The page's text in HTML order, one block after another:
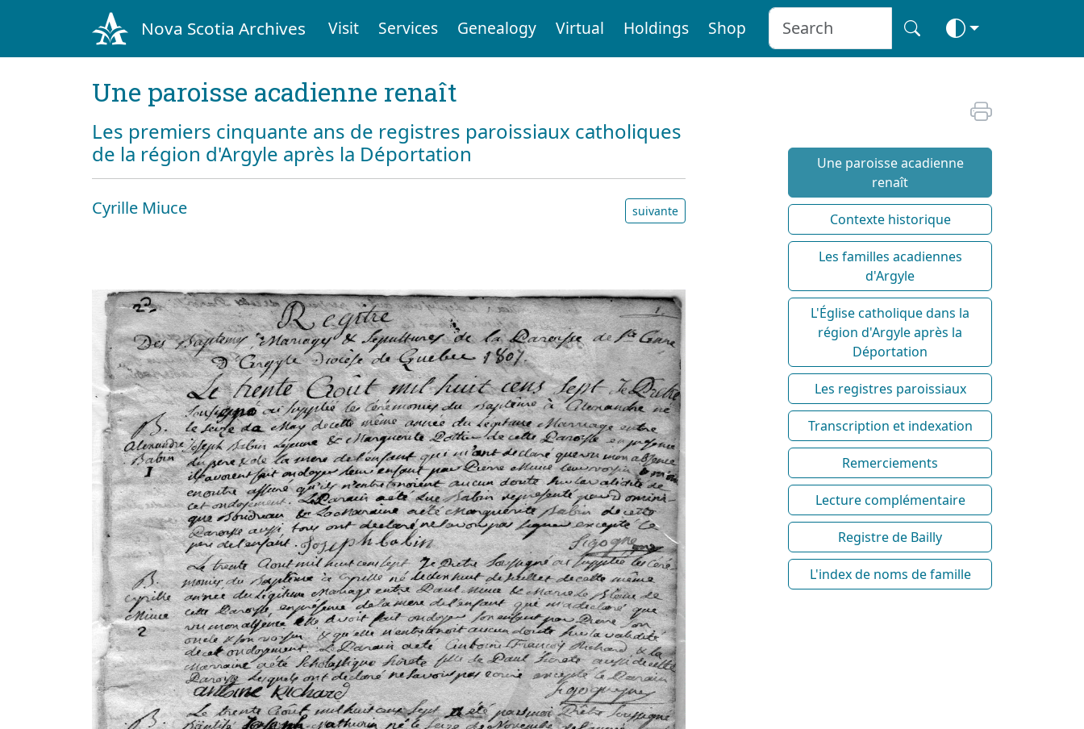
Nova Scotia Archives Visit Services Genealogy Virtual Holdings Shop
Une paroisse acadienne renaît
Les premiers cinquante ans de registres paroissiaux catholiques
de la région d'Argyle après la Déportation
Cyrille Miuce suivante
Une paroisse acadienne
renaît
Contexte historique
Les familles acadiennes
d'Argyle
L'Église catholique dans la
région d'Argyle après la
Déportation
Les registres paroissiaux
Transcription et indexation
Remerciements
Lecture complémentaire
Registre de Bailly
L'index de noms de famille